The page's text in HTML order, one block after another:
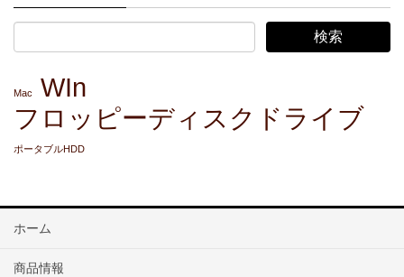
Mac
WIn
フロッピーディスクドライブ
ポータブルHDD
ホーム
商品情報